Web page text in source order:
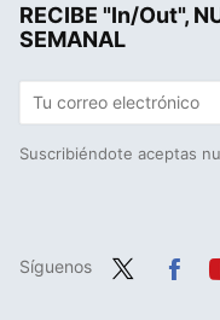
RECIBE "In/Out",
SEMANAL
Suscribiéndote aceptas
Síguenos